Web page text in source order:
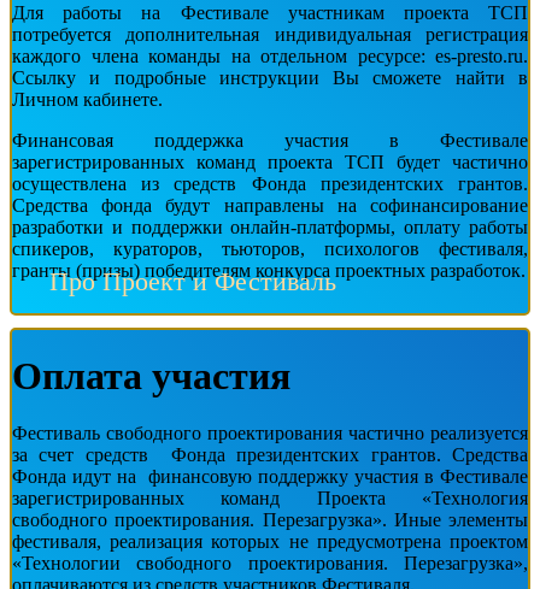
Для работы на Фестивале участникам проекта ТСП
потребуется дополнительная индивидуальная регистрация
каждого члена команды на отдельном ресурсе: es-presto.ru.
Ссылку и подробные инструкции Вы сможете найти в
Личном кабинете.
Финансовая поддержка участия в Фестивале
зарегистрированных команд проекта ТСП будет частично
осуществлена из средств Фонда президентских грантов.
Средства фонда будут направлены на софинансирование
разработки и поддержки онлайн-платформы, оплату работы
спикеров, кураторов, тьюторов, психологов фестиваля,
гранты (призы) победителям конкурса проектных разработок.
Про Проект и Фестиваль
Оплата участия
Фестиваль свободного проектирования частично реализуется
за счет средств Фонда президентских грантов. Средства
Фонда идут на финансовую поддержку участия в Фестивале
зарегистрированных команд Проекта «Технология
свободного проектирования. Перезагрузка». Иные элементы
фестиваля, реализация которых не предусмотрена проектом
«Технологии свободного проектирования. Перезагрузка»,
оплачиваются из средств участников Фестиваля.